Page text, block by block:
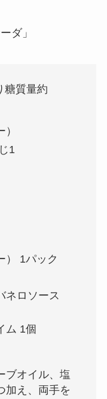
ダ」
糖質量約
1
） 1パック
ネロソース
ム 1個
ブオイル、塩
加え、両手を